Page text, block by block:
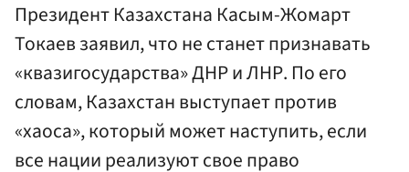
Президент Казахстана Касым-Жомарт
Токаев заявил, что не станет признавать
«квазигосударства» ДНР и ЛНР. По его
словам, Казахстан выступает против
«хаоса», который может наступить, если
все нации реализуют свое право